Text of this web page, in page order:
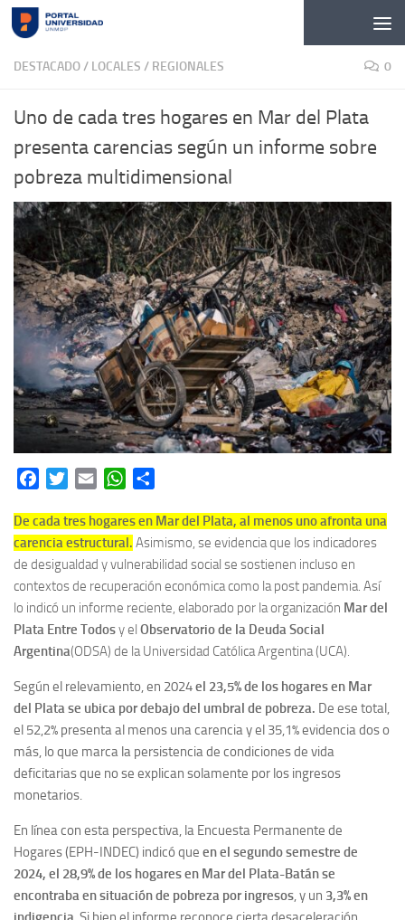
Skip to content
DESTACADO/ LOCALES / REGIONALES 0
Uno de cada tres hogares en Mar del Plata
presenta carencias según un informe sobre
pobreza multidimensional
FacebookTwitterEmail WhatsApp
De cada tres hogares en Mar del Plata, al menos uno afronta una
carencia estructural. Asimismo, se evidencia que los indicadores
de desigualdad y vulnerabilidad social se sostienen incluso en
contextos de recuperación económica como la post pandemia. Así
lo indicó un informe reciente, elaborado por la organización Mar del
Plata Entre Todosy el Observatorio de la Deuda Social
Argentina(ODSA) de la Universidad Católica Argentina (UCA).
Según el relevamiento, en 2024el 23,5% de los hogares en Mar
del Plata se ubica por debajo del umbral de pobreza. De ese total,
el 52,2% presenta al menos una carencia y el 35,1% evidencia dos o
más, lo que marca la persistencia de condiciones de vida
deficitarias que no se explican solamente por los ingresos
monetarios.
En línea con esta perspectiva, la Encuesta Permanente de
Hogares (EPH-INDEC) indicó que en el segundo semestre de
2024, el 28,9% de los hogares en Mar del Plata-Batán se
encontraba en situación de pobreza por ingresos, y un 3,3% en